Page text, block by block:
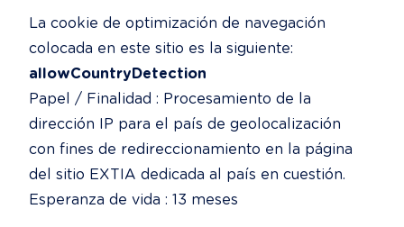
La cookie de optimización de navegación
allowCountryDetection
Papel / Finalidad : Procesamiento de la
dirección IP para el país de geolocalización
con fines de redireccionamiento en la página
del sitio EXTIA dedicada al país en cuestión.
Esperanza de vida : 13 meses